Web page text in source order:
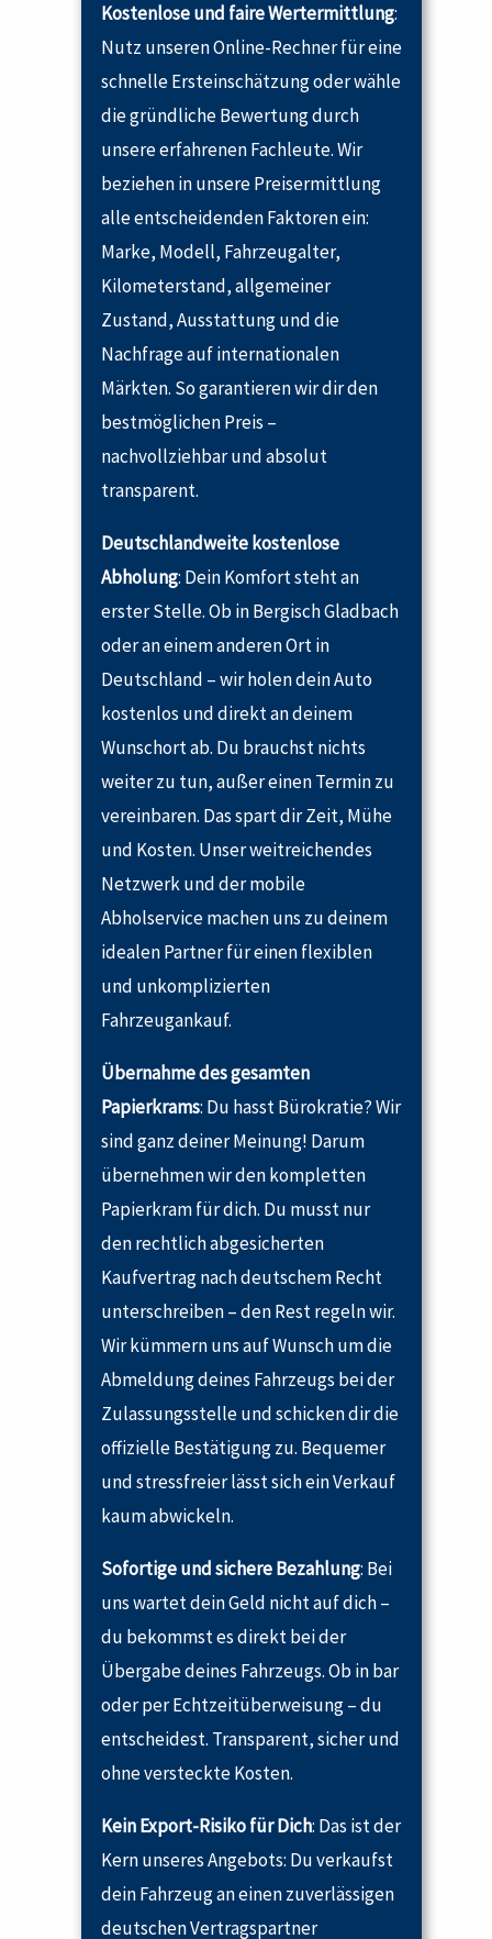
Kostenlose und faire Wertermittlung:
Nutz unseren Online-Rechner für eine
schnelle Ersteinschätzung oder wähle
die gründliche Bewertung durch
unsere erfahrenen Fachleute. Wir
beziehen in unsere Preisermittlung
alle entscheidenden Faktoren ein:
Marke, Modell, Fahrzeugalter,
Kilometerstand, allgemeiner
Zustand, Ausstattung und die
Nachfrage auf internationalen
Märkten. So garantieren wir dir den
bestmöglichen Preis –
nachvollziehbar und absolut
transparent.
Deutschlandweite kostenlose
Abholung: Dein Komfort steht an
erster Stelle. Ob in Bergisch Gladbach
oder an einem anderen Ort in
Deutschland – wir holen dein Auto
kostenlos und direkt an deinem
Wunschort ab. Du brauchst nichts
weiter zu tun, außer einen Termin zu
vereinbaren. Das spart dir Zeit, Mühe
und Kosten. Unser weitreichendes
Netzwerk und der mobile
Abholservice machen uns zu deinem
idealen Partner für einen flexiblen
und unkomplizierten
Fahrzeugankauf.
Übernahme des gesamten
Papierkrams: Du hasst Bürokratie? Wir
sind ganz deiner Meinung! Darum
übernehmen wir den kompletten
Papierkram für dich. Du musst nur
den rechtlich abgesicherten
Kaufvertrag nach deutschem Recht
unterschreiben – den Rest regeln wir.
Wir kümmern uns auf Wunsch um die
Abmeldung deines Fahrzeugs bei der
Zulassungsstelle und schicken dir die
offizielle Bestätigung zu. Bequemer
und stressfreier lässt sich ein Verkauf
kaum abwickeln.
Sofortige und sichere Bezahlung: Bei
uns wartet dein Geld nicht auf dich –
du bekommst es direkt bei der
Übergabe deines Fahrzeugs. Ob in bar
oder per Echtzeitüberweisung – du
entscheidest. Transparent, sicher und
ohne versteckte Kosten.
Kein Export-Risiko für Dich: Das ist der
Kern unseres Angebots: Du verkaufst
dein Fahrzeug an einen zuverlässigen
deutschen Vertragspartner